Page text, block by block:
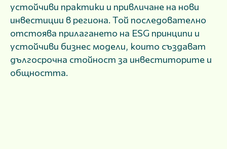
устойчиви практики и привличане на нови
инвестиции в региона. Той последователно
отстоява прилагането на ESG принципи и
устойчиви бизнес модели, които създават
дългосрочна стойност за инвеститорите и
общността.